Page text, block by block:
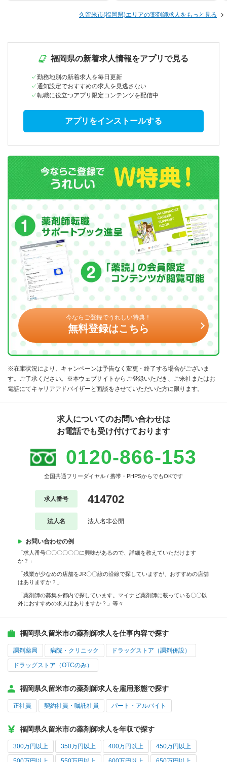
久留米市(福岡県)エリアの薬剤師求人をもっと見る
福岡県の新着求人情報をアプリで見る
勤務地別の新着求人を毎日更新
通知設定でおすすめの求人を見逃さない
転職に役立つアプリ限定コンテンツを配信中
アプリをインストールする
今ならご登録でうれしい特典！
無料登録はこちら
※在庫状況により、キャンペーンは予告なく変更・終了する場合がございま
す。ご了承ください。※本ウェブサイトからご登録いただき、ご来社またはお
電話にてキャリアアドバイザーと面談をさせていただいた方に限ります。
求人についてのお問い合わせは
お電話でも受け付けております
0120-866-153
全国共通フリーダイヤル / 携帯・PHPSからでもOKです
求人番号 414702
法人名 法人名非公開
お問い合わせの例
「求人番号〇〇〇〇〇〇に興味があるので、詳細を教えていただけます
か？」
「残業が少なめの店舗をJR〇〇線の沿線で探していますが、おすすめの店舗
はありますか？」
「薬剤師の募集を都内で探しています。マイナビ薬剤師に載っている〇〇以
外におすすめの求人はありますか？」等々
福岡県久留米市の薬剤師求人を仕事内容で探す
調剤薬局 病院・クリニック ドラッグストア（調剤併設）
ドラッグストア（OTCのみ）
福岡県久留米市の薬剤師求人を雇用形態で探す
正社員 契約社員・嘱託社員 パート・アルバイト
福岡県久留米市の薬剤師求人を年収で探す
300万円以上 350万円以上 400万円以上 450万円以上